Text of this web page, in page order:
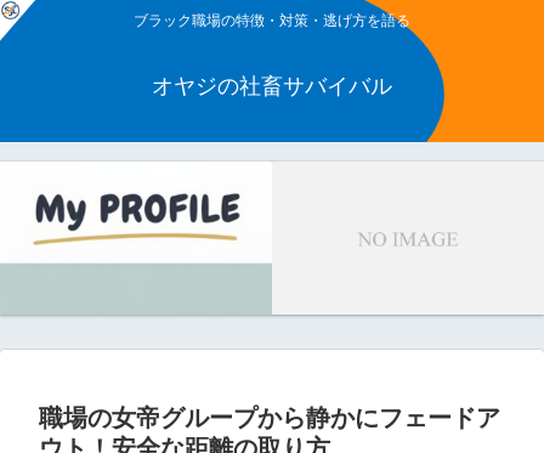
ブラック職場の特徴・対策・逃げ方を語る
オヤジの社畜サバイバル
職場の女帝グループから静かにフェードア